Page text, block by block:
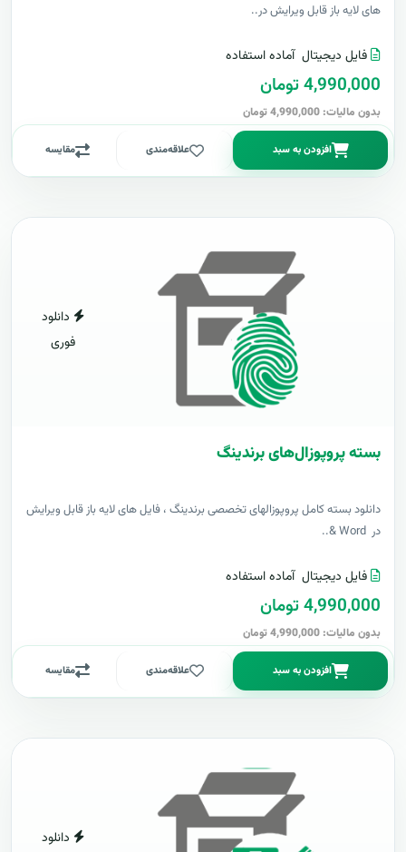
های لایه باز قابل ویرایش در..
فایل دیجیتال آماده استفاده
4,990,000 تومان
بدون مالیات: 4,990,000 تومان
افزودن به سبد علاقه‌مندی مقایسه
دانلود
فوری
بسته پروپوزال‌های برندینگ
دانلود بسته کامل پروپوزالهای تخصصی برندینگ ، فایل های لایه باز قابل ویرایش
در Word &..
فایل دیجیتال آماده استفاده
4,990,000 تومان
بدون مالیات: 4,990,000 تومان
افزودن به سبد علاقه‌مندی مقایسه
دانلود